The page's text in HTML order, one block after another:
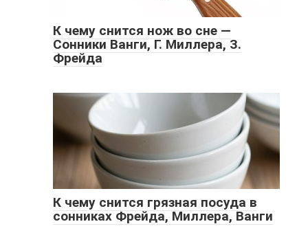
К чему снится нож во сне —
Сонники Ванги, Г. Миллера, З.
Фрейда
К чему снится грязная посуда в
сонниках Фрейда, Миллера, Ванги